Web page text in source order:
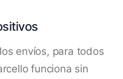
envíos, para todos
funciona sin